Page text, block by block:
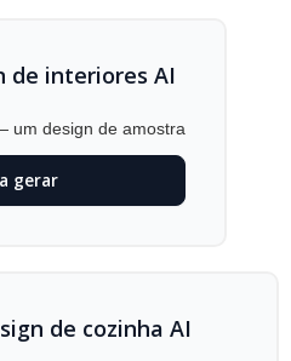
de interiores AI
gerar
de cozinha AI